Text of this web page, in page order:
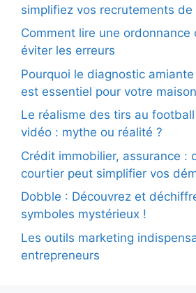
simplifiez vos recrutements de
Comment lire une ordonnance
éviter les erreurs
Pourquoi le diagnostic
est essentiel pour votre
Le réalisme des tirs au
vidéo : mythe ou réalité ?
Crédit immobilier, assurance :
courtier peut simplifier vos
Dobble : Découvrez et
symboles mystérieux !
Les outils marketing
entrepreneurs